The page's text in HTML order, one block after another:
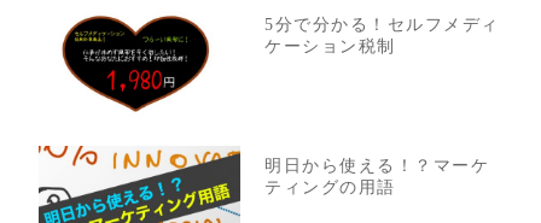
5分で分かる！セルフメディ
ケーション税制
明日から使える！？マーケ
ティングの用語